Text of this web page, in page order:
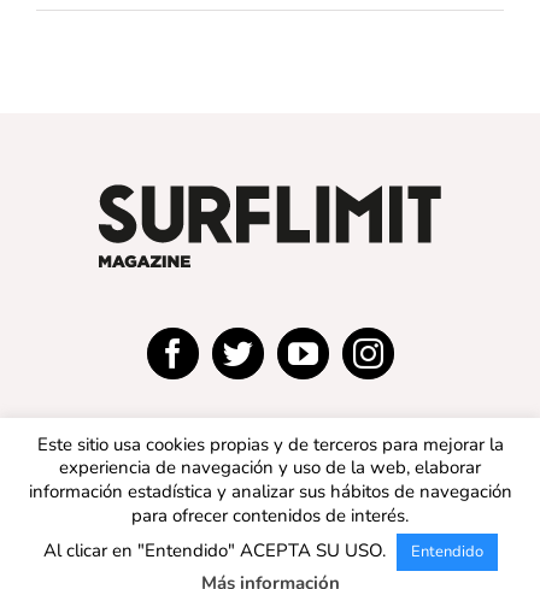
© 2019 SURFLIMIT MAGAZINE ESPAÑA | Todos los
derechos reservados |Aviso legal|Política de privacidad|
Política de cookies
Este sitio usa cookies propias y de terceros para mejorar la
experiencia de navegación y uso de la web, elaborar
información estadística y analizar sus hábitos de navegación
para ofrecer contenidos de interés.
Al clicar en "Entendido" ACEPTA SU USO.
Entendido
Más información